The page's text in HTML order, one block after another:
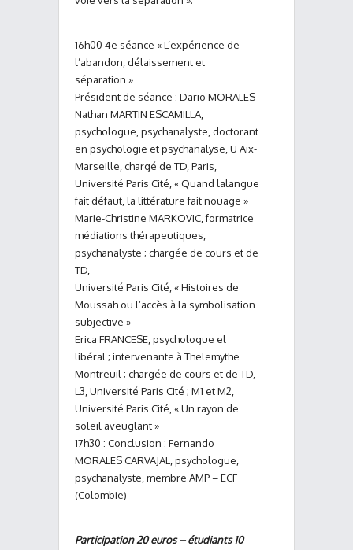
16h00 4e séance « L’expérience de
l’abandon, délaissement et
séparation »
Président de séance : Dario MORALES
Nathan MARTIN ESCAMILLA,
psychologue, psychanalyste, doctorant
en psychologie et psychanalyse, U Aix-
Marseille, chargé de TD, Paris,
Université Paris Cité, « Quand lalangue
fait défaut, la littérature fait nouage »
Marie-Christine MARKOVIC, formatrice
médiations thérapeutiques,
psychanalyste ; chargée de cours et de
TD,
Université Paris Cité, « Histoires de
Moussah ou l’accès à la symbolisation
subjective »
Erica FRANCESE, psychologue el
libéral ; intervenante à Thelemythe
Montreuil ; chargée de cours et de TD,
L3, Université Paris Cité ; M1 et M2,
Université Paris Cité, « Un rayon de
soleil aveuglant »
17h30 : Conclusion : Fernando
MORALES CARVAJAL, psychologue,
psychanalyste, membre AMP – ECF
(Colombie)
Participation 20 euros – étudiants 10